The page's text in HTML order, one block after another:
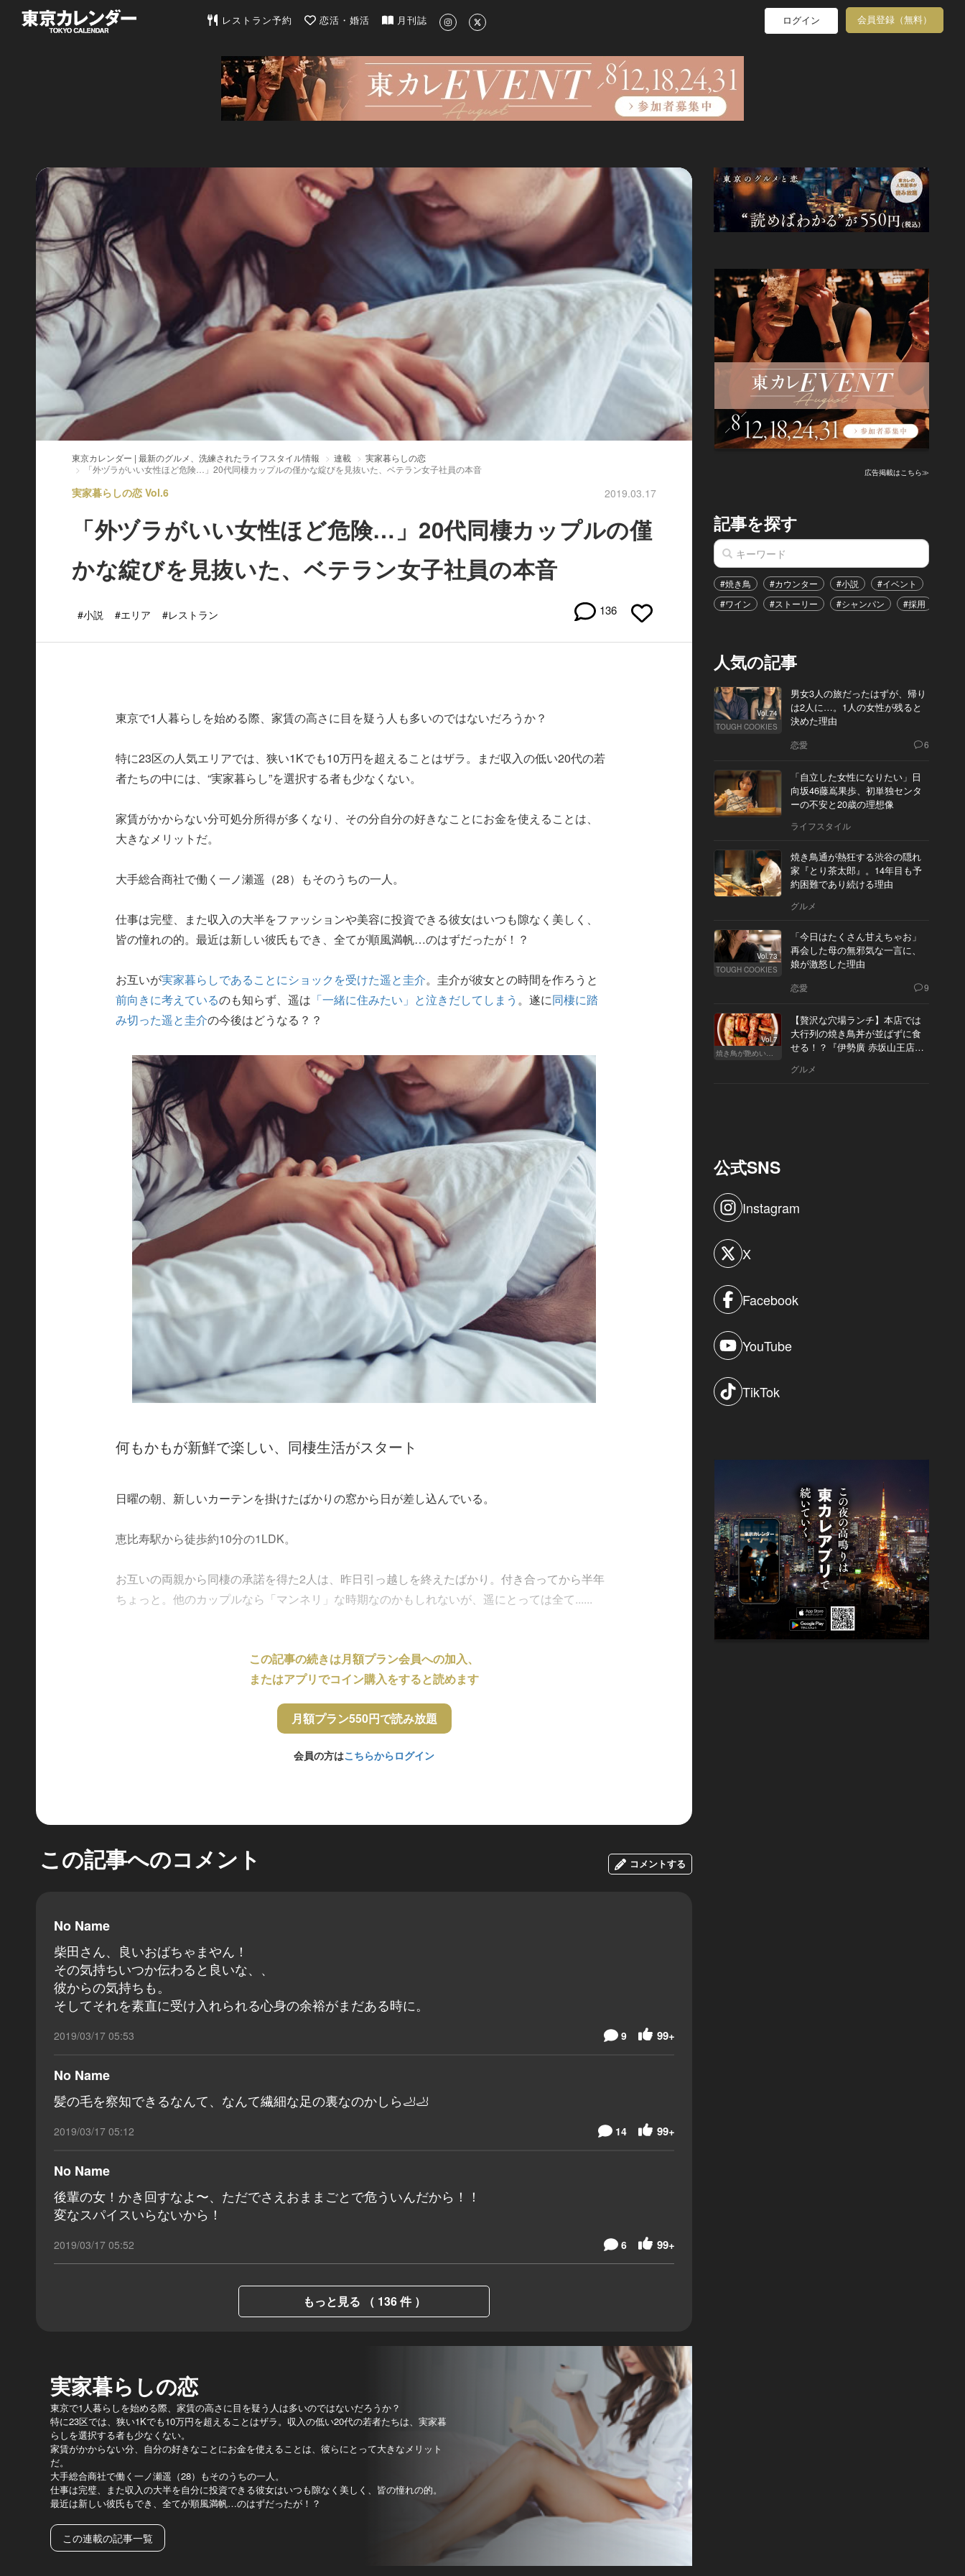
東京カレンダー | 最新のグルメ、洗練されたライフスタイル情報
レストラン予約 恋活・婚活 月刊誌 ログイン 会員登録（無料）
東京カレンダー | 最新のグルメ、洗練されたライフスタイル情報 連載
実家暮らしの恋
「外ヅラがいい女性ほど危険…」20代同棲カップルの僅かな綻びを見抜いた、ベテラン女子社員の本音
実家暮らしの恋 Vol.6 2019.03.17
「外ヅラがいい女性ほど危険…」20代同棲カップルの僅
かな綻びを見抜いた、ベテラン女子社員の本音
#小説 #エリア #レストラン 136
東京で1人暮らしを始める際、家賃の高さに目を疑う人も多いのではないだろうか？
特に23区の人気エリアでは、狭い1Kでも10万円を超えることはザラ。まだ収入の低い20代の若
者たちの中には、“実家暮らし”を選択する者も少なくない。
家賃がかからない分可処分所得が多くなり、その分自分の好きなことにお金を使えることは、
大きなメリットだ。
大手総合商社で働く一ノ瀬遥（28）もそのうちの一人。
仕事は完璧、また収入の大半をファッションや美容に投資できる彼女はいつも隙なく美しく、
皆の憧れの的。最近は新しい彼氏もでき、全てが順風満帆…のはずだったが！？
お互いが実家暮らしであることにショックを受けた遥と圭介。圭介が彼女との時間を作ろうと
前向きに考えているのも知らず、遥は 「一緒に住みたい」と泣きだしてしまう 。遂に同棲に踏
み切った遥と圭介の今後はどうなる？？
何もかもが新鮮で楽しい、同棲生活がスタート
日曜の朝、新しいカーテンを掛けたばかりの窓から日が差し込んでいる。
恵比寿駅から徒歩約10分の1LDK。
お互いの両親から同棲の承諾を得た2人は、昨日引っ越しを終えたばかり。付き合ってから半年
ちょっと。他のカップルなら「マンネリ」な時期なのかもしれないが、遥にとっては全て......
この記事の続きは月額プラン会員への加入、
またはアプリでコイン購入をすると読めます
月額プラン550円で読み放題
会員の方はこちらからログイン
この記事へのコメント コメントする
No Name
柴田さん、良いおばちゃまやん！
その気持ちいつか伝わると良いな、、
彼からの気持ちも。
そしてそれを素直に受け入れられる心身の余裕がまだある時に。
2019/03/17 05:53 99+
9
No Name
髪の毛を察知できるなんて、なんて繊細な足の裏なのかしら🦶🦶
2019/03/17 05:12 99+
14
No Name
後輩の女！かき回すなよ〜、ただでさえおままごとで危ういんだから！！
変なスパイスいらないから！
2019/03/17 05:52 99+
6
もっと見る （ 136 件 ）
実家暮らしの恋
東京で1人暮らしを始める際、家賃の高さに目を疑う人は多いのではないだろうか？
特に23区では、狭い1Kでも10万円を超えることはザラ。収入の低い20代の若者たちは、実家暮
らしを選択する者も少なくない。
家賃がかからない分、自分の好きなことにお金を使えることは、彼らにとって大きなメリット
だ。
大手総合商社で働く一ノ瀬遥（28）もそのうちの一人。
仕事は完璧、また収入の大半を自分に投資できる彼女はいつも隙なく美しく、皆の憧れの的。
最近は新しい彼氏もでき、全てが順風満帆…のはずだったが！？
この連載の記事一覧
広告掲載はこちら≫
記事を探す
#焼き鳥 #カウンター #小説 #イベント
#ワイン
#ストーリー #シャンパン #採用
人気の記事
Vol.74
TOUGH COOKIES
男女3人の旅だったはずが、帰り
は2人に…。1人の女性が残ると
決めた理由
恋愛 6
「自立した女性になりたい」日
向坂46藤嶌果歩、初単独センタ
ーの不安と20歳の理想像
ライフスタイル
焼き鳥通が熱狂する渋谷の隠れ
家『とり茶太郎』。14年目も予
約困難であり続ける理由
グルメ
Vol.73
TOUGH COOKIES
「今日はたくさん甘えちゃお」
再会した母の無邪気な一言に、
娘が激怒した理由
恋愛 9
Vol.7
焼き鳥が艶めいてきた
【贅沢な穴場ランチ】本店では
大行列の焼き鳥丼が並ばずに食
せる！？『伊勢廣 赤坂山王店』
グルメ
公式SNS
Instagram
X
Facebook
YouTube
TikTok